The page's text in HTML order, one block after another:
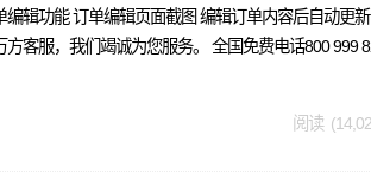
辑功能 订单编辑页面截图 编辑订单内容后自动更
客服，我们竭诚为您服务。 全国免费电话800 999
阅读